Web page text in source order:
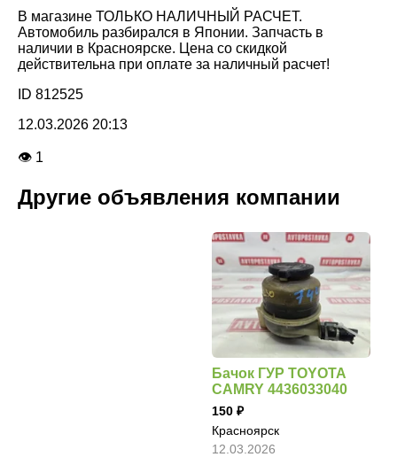
В магазине ТОЛЬКО НАЛИЧНЫЙ РАСЧЕТ.
Автомобиль разбирался в Японии. Запчасть в
наличии в Красноярске. Цена со скидкой
действительна при оплате за наличный расчет!
ID 812525
12.03.2026 20:13
👁 1
Другие объявления компании
Бачок ГУР TOYOTA
CAMRY 4436033040
150
Красноярск
12.03.2026